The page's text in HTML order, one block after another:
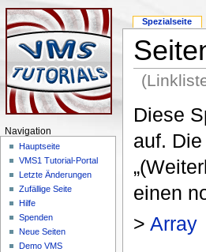
Diese
auf.
einen
> Array
Spezialseite
Navigation
Hauptseite
VMS1 Tutorial-Portal
Letzte Änderungen
Zufällige Seite
Hilfe
Spenden
Neue Seiten
Demo VMS